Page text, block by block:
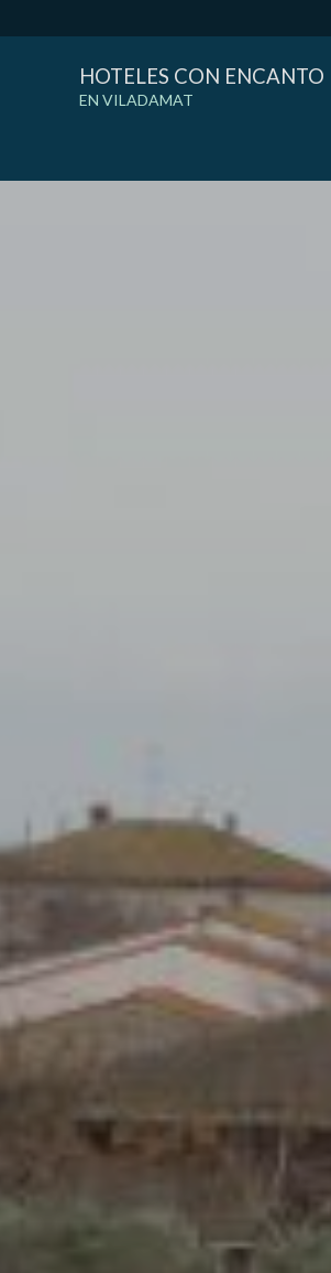
HOTELES CON ENCANTO
EN VILADAMAT